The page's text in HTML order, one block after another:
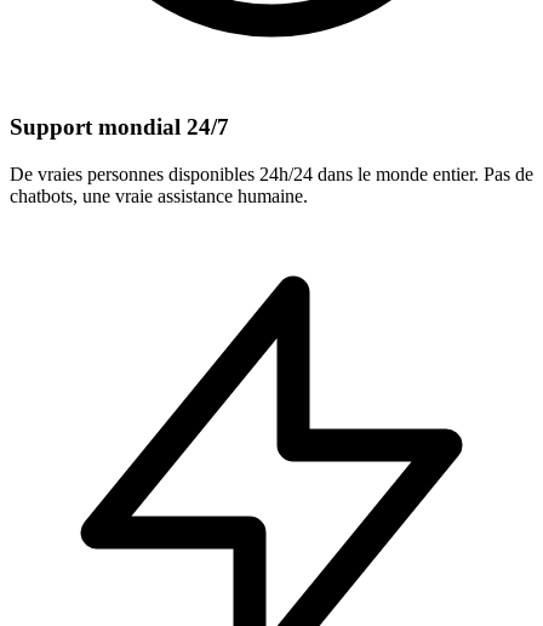
Support mondial 24/7
De vraies personnes disponibles 24h/24 dans le monde entier. Pas de
chatbots, une vraie assistance humaine.